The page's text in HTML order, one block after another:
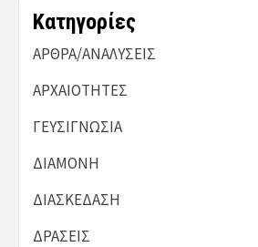
Kατηγορίες
ΑΡΘΡΑ/ΑΝΑΛΥΣΕΙΣ
ΑΡΧΑΙΟΤΗΤΕΣ
ΓΕΥΣΙΓΝΩΣΙΑ
ΔΙΑΜΟΝΗ
ΔΙΑΣΚΕΔΑΣΗ
ΔΡΑΣΕΙΣ